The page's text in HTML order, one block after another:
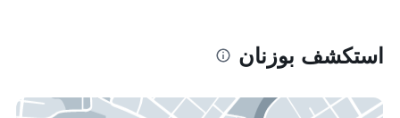
استكشف بوزنان